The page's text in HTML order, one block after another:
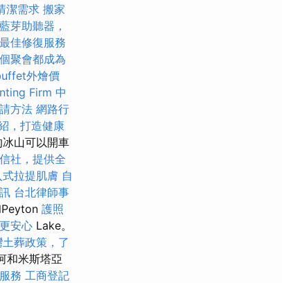
潔需求 搬家
芽助聽器，
佳修復服務
聚會都成為
外燴價
Firm 中
方法 網路行
，打造健康
山可以開車
社，提供全
拉提肌膚 自
台北律師事
護照
安心 Lake。
土葬政策，了
和米斯塔亞
務 工商登記